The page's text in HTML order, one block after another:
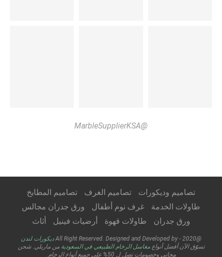
@MarbleSupplierKSA
تصاميم وديكورات تصاميم الغرف
تصاميم المطابخ
طاولات الخدمة
غرف نوم أطفال
ورق جدران مجالس
ورق جدران
طاولات قهوة أرضيات فينيل أثاث
@2020 - All Right Reserved. Designed and Developed by
ديكورات لندن
تسوّق الآن أفضل أنواعمغاسل الرخام الطبيعي في السعوديةمن ماربلي. شحن
مجاني وخصومات تصل ل 50% على جميع أنواع الرخام.